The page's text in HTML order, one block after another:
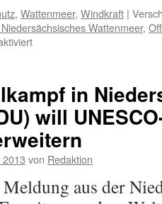
, Wattenmeer, Windkraft |
Wattenmeer,
für
Mit
dem
Hubschrauber
über
Schutzgebiete
in
will
von Redaktion
aus der